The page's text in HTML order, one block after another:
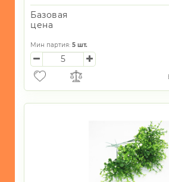
УНИКАЛЬНЫЕ
ТОВАРЫ
ТЕКСТИЛЬ
ОСВЕЩЕНИЕ
ТОВАРЫ
Базовая
цена
Мин партия: 5 шт.